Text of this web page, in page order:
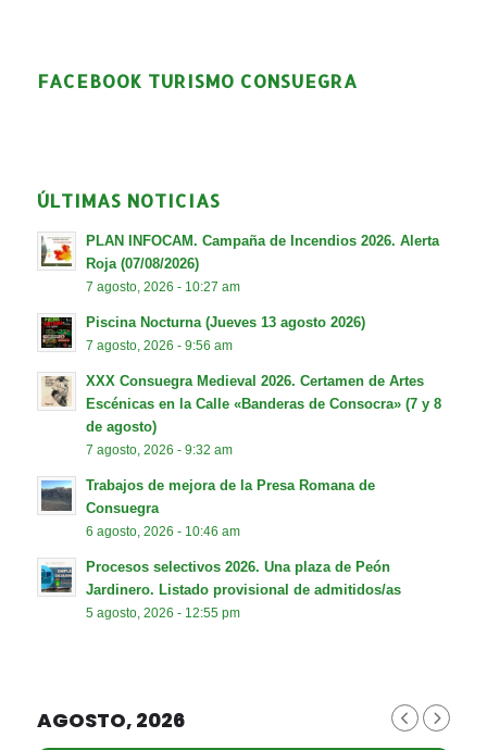
FACEBOOK TURISMO CONSUEGRA
ÚLTIMAS NOTICIAS
PLAN INFOCAM. Campaña de Incendios 2026. Alerta
Roja (07/08/2026)
7 agosto, 2026 - 10:27 am
Piscina Nocturna (Jueves 13 agosto 2026)
7 agosto, 2026 - 9:56 am
XXX Consuegra Medieval 2026. Certamen de Artes
Escénicas en la Calle «Banderas de Consocra» (7 y 8
de agosto)
7 agosto, 2026 - 9:32 am
Trabajos de mejora de la Presa Romana de
Consuegra
6 agosto, 2026 - 10:46 am
Procesos selectivos 2026. Una plaza de Peón
Jardinero. Listado provisional de admitidos/as
5 agosto, 2026 - 12:55 pm
AGOSTO, 2026